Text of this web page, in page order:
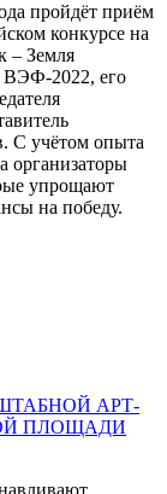
пройдёт приём
конкурсе на
– Земля
ВЭФ-2022, его
С учётом опыта
организаторы
упрощают
на победу.
АРТ-
ПЛОЩАДИ